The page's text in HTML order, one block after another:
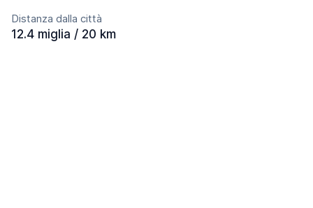
Distanza dalla città
12.4 miglia / 20 km